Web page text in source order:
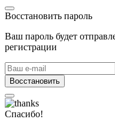
Восстановить пароль
Ваш пароль будет
регистрации
Восстановить
Спасибо!